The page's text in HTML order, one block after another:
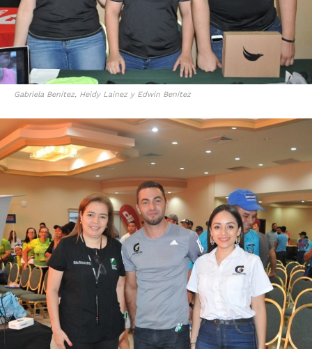
Gabriela Benítez, Heidy Laínez y Edwin Benítez